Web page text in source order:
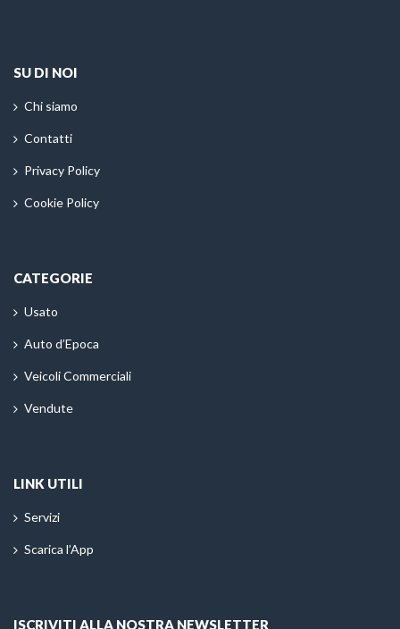
SU DI NOI
Chi siamo
Contatti
Privacy Policy
Cookie Policy
CATEGORIE
Usato
Auto d’Epoca
Veicoli Commerciali
Vendute
LINK UTILI
Servizi
Scarica l’App
ISCRIVITI ALLA NOSTRA NEWSLETTER